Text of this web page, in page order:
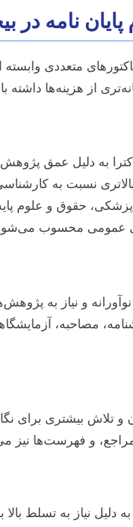
نامه در
متعددی
از هزینه‌ها داشته
به دلیل عمق
نسبت به
حقوق و علوم
عمومی محسوب
و نیاز به
مصاحبه،
و تلاش بیشتری
و فهرست‌ها نیز
دلیل نیاز به تسلط